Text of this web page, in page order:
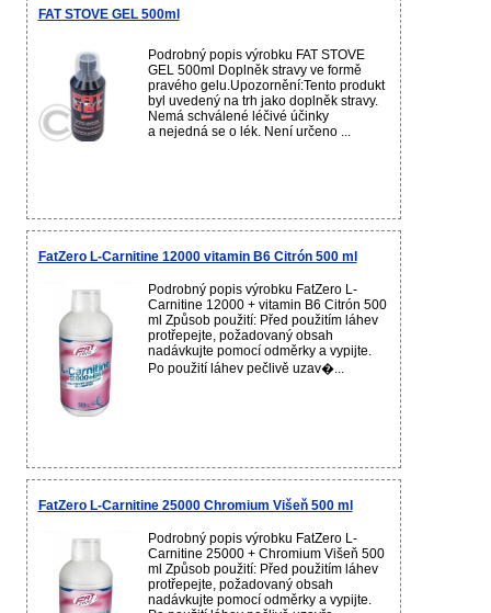
FAT STOVE GEL 500ml
Podrobný popis výrobku FAT STOVE
GEL 500ml Doplněk stravy ve formě
pravého gelu.Upozornění:Tento produkt
byl uvedený na trh jako doplněk stravy.
Nemá schválené léčivé účinky
a nejedná se o lék. Není určeno ...
FatZero L-Carnitine 12000 vitamin B6 Citrón 500 ml
Podrobný popis výrobku FatZero L-
Carnitine 12000 + vitamin B6 Citrón 500
ml Způsob použití: Před použitím láhev
protřepejte, požadovaný obsah
nadávkujte pomocí odměrky a vypijte.
Po použití láhev pečlivě uzav�...
FatZero L-Carnitine 25000 Chromium Višeň 500 ml
Podrobný popis výrobku FatZero L-
Carnitine 25000 + Chromium Višeň 500
ml Způsob použití: Před použitím láhev
protřepejte, požadovaný obsah
nadávkujte pomocí odměrky a vypijte.